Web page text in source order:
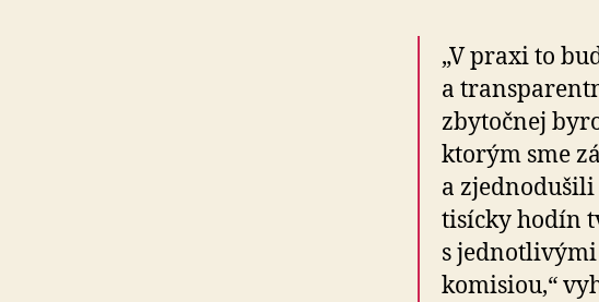
„V praxi to
a
zbytočnej
ktorým sme
a
tisícky hodín
s
komisiou,“